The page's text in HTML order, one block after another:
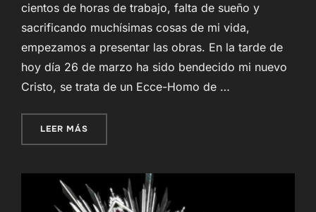
cientos de horas de trabajo, falta de sueño y
sacrificando muchísimas cosas de mi vida,
empezamos a presentar las obras. En la tarde de
hoy día 26 de marzo ha sido bendecido mi nuevo
Cristo, se trata de un Ecce-Homo de …
LEER MÁS